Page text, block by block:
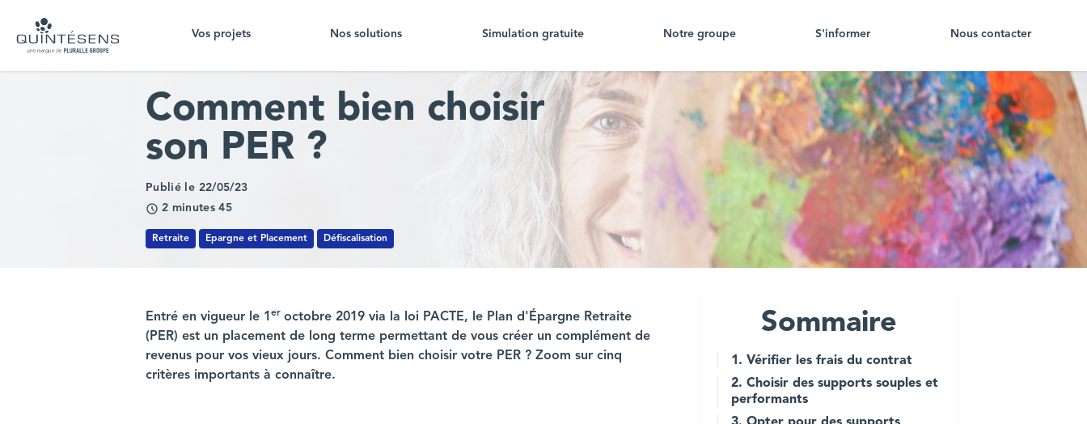
Home page
Vos projets Nos solutions Simulation gratuite Notre groupe S'informer Nous contacter
Comment bien choisir
son PER ?
Publié le 22/05/23
2 minutes 45
Retraite Epargne et Placement Défiscalisation
Sommaire
1. Vérifier les frais du contrat
2. Choisir des supports souples et
performants
Entré en vigueur le 1er octobre 2019 via la loi PACTE, le Plan d'Épargne Retraite
(PER) est un placement de long terme permettant de vous créer un complément de
revenus pour vos vieux jours. Comment bien choisir votre PER ? Zoom sur cinq
critères importants à connaître.